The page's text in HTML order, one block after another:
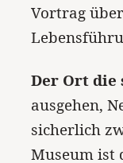
Vortrag
Der Ort die
ausgehen,
sicherlich
Museum ist